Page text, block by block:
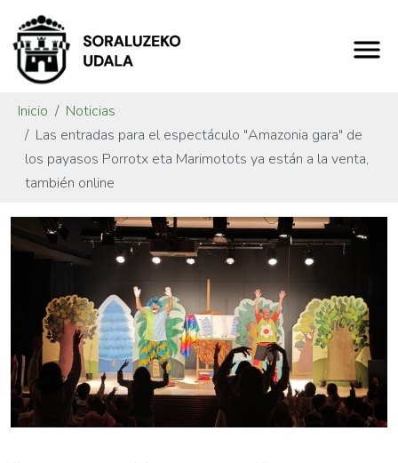
Inicio
Noticias
Las entradas para el espectáculo "Amazonia gara" de
los payasos Porrotx eta Marimotots ya están a la venta,
también online